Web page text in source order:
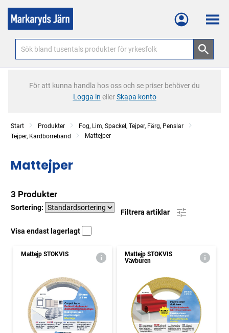
Meny
För att kunna handla hos oss och se priser behöver du
Logga in ellerSkapa konto
Start Produkter
Fog, Lim, Spackel, Tejper, Färg, Penslar
Tejper, Kardborreband
Mattejper
Mattejper
3 Produkter
Sortering:
Filtrera artiklar
Visa endast lagerlagt
Mattejp STOKVIS
Mattejp STOKVIS
Vävburen